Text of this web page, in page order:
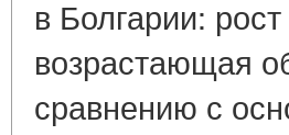
в Болгарии:
возрастающая
сравнению с